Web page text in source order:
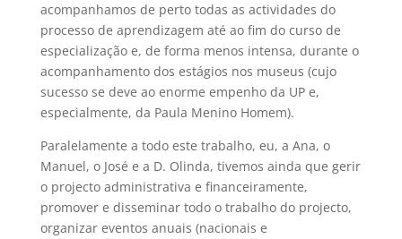
acompanhamos de perto todas as actividades do
processo de aprendizagem até ao fim do curso de
especialização e, de forma menos intensa, durante o
acompanhamento dos estágios nos museus (cujo
sucesso se deve ao enorme empenho da UP e,
especialmente, da Paula Menino Homem).
Paralelamente a todo este trabalho, eu, a Ana, o
Manuel, o José e a D. Olinda, tivemos ainda que gerir
o projecto administrativa e financeiramente,
promover e disseminar todo o trabalho do projecto,
organizar eventos anuais (nacionais e